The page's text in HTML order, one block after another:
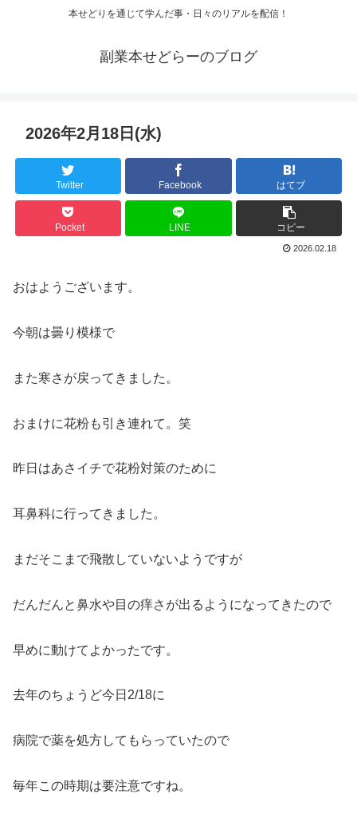
本せどりを通じて学んだ事・日々のリアルを配信！
副業本せどらーのブログ
2026年2月18日(水)
Twitter Facebook はてブ
Pocket LINE コピー
2026.02.18
おはようございます。
今朝は曇り模様で
また寒さが戻ってきました。
おまけに花粉も引き連れて。笑
昨日はあさイチで花粉対策のために
耳鼻科に行ってきました。
まだそこまで飛散していないようですが
だんだんと鼻水や目の痒さが出るようになってきたので
早めに動けてよかったです。
去年のちょうど今日2/18に
病院で薬を処方してもらっていたので
毎年この時期は要注意ですね。